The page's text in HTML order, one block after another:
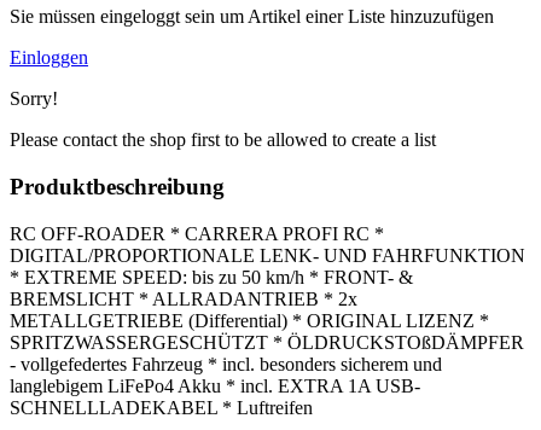
Sie müssen eingeloggt sein um Artikel einer Liste hinzuzufügen
Einloggen
Sorry!
Please contact the shop first to be allowed to create a list
Produktbeschreibung
RC OFF-ROADER * CARRERA PROFI RC *
DIGITAL/PROPORTIONALE LENK- UND FAHRFUNKTION
* EXTREME SPEED: bis zu 50 km/h * FRONT- &
BREMSLICHT * ALLRADANTRIEB * 2x
METALLGETRIEBE (Differential) * ORIGINAL LIZENZ *
SPRITZWASSERGESCHÜTZT * ÖLDRUCKSTOßDÄMPFER
- vollgefedertes Fahrzeug * incl. besonders sicherem und
langlebigem LiFePo4 Akku * incl. EXTRA 1A USB-
SCHNELLLADEKABEL * Luftreifen